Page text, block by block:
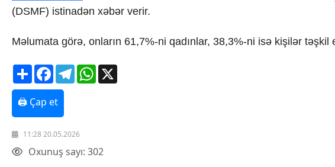
Hərbi sənaye
COP29
Crossmedia.az - 1 yaş
Siyasət
Məhkəmə və hüquq
Ekologiya
Zəfər - 5
Gənclər və İdman
Media və QHT
Hadisə
(DSMF) istinadən xəbər verir.
Məlumata görə, onların 61,7%-ni qadınlar, 38,3%-ni isə kişilər təşkil
ShareFacebookTelegramWhatsApp
🖨 Çap et
11:28 20.05.2026
Oxunuş sayı: 302